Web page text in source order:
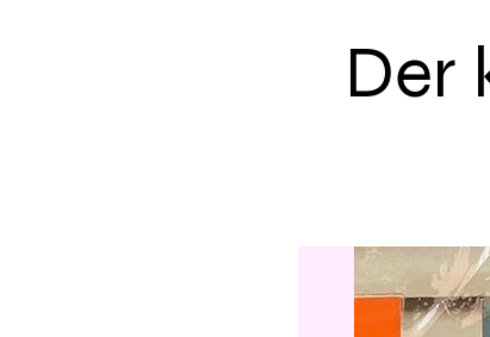
Der